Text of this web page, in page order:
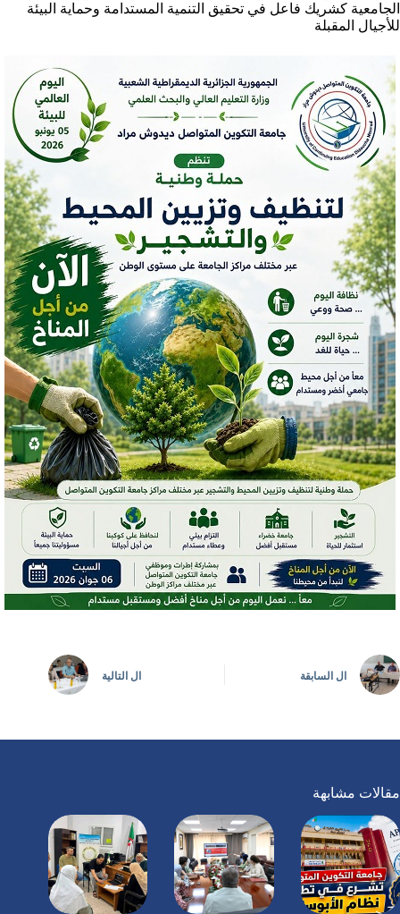
الجامعية كشريك فاعل في تحقيق التنمية المستدامة وحماية البيئة
للأجيال المقبلة
ال السابقة ال التالية
مقالات مشابهة